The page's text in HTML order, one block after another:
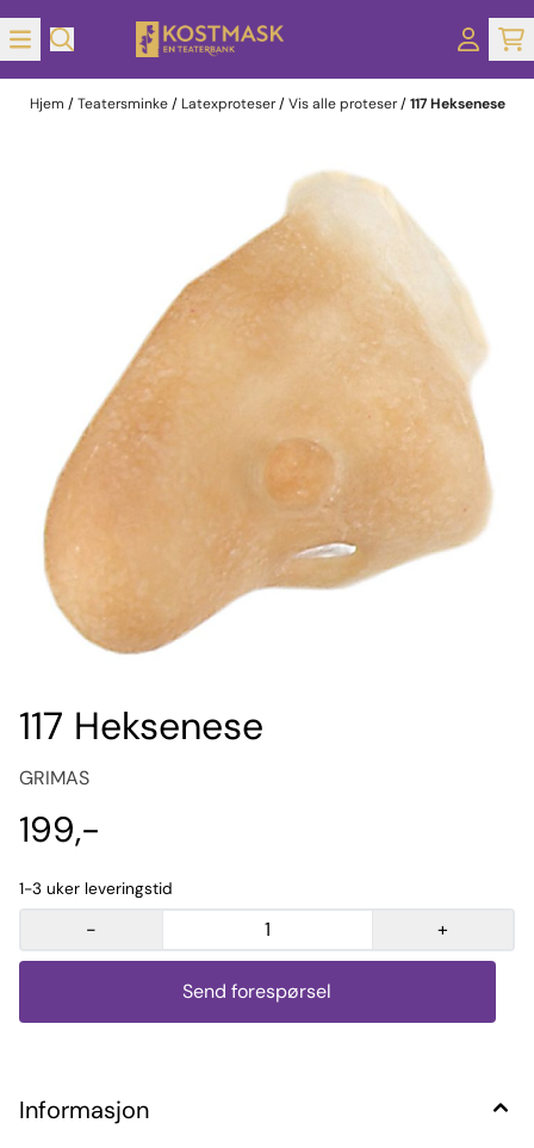
Hopp til innhold
Hjem /Teatersminke/ Latexproteser/Vis alle proteser/117 Heksenese
117 Heksenese
GRIMAS
199,-
1-3 uker leveringstid
- +
Send forespørsel
Informasjon